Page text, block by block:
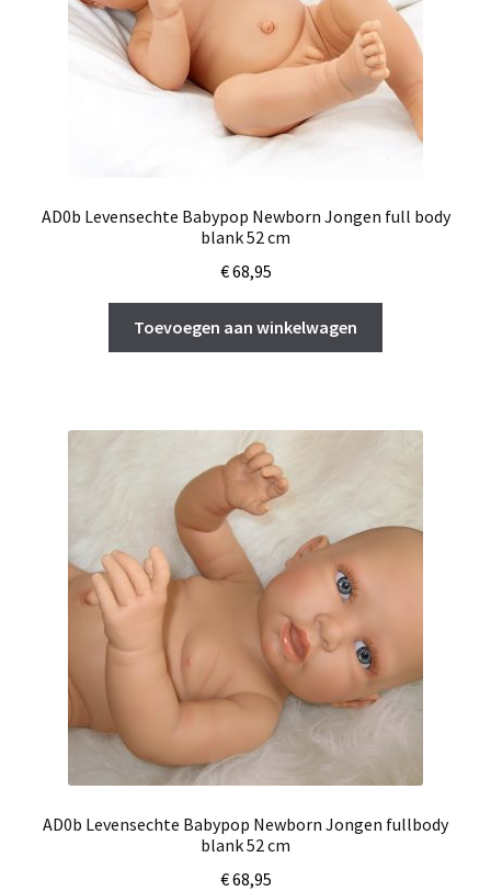
AD0b Levensechte Babypop Newborn Jongen full body
blank 52 cm
€68,95
Toevoegen aan winkelwagen
AD0b Levensechte Babypop Newborn Jongen fullbody
blank 52 cm
€68,95